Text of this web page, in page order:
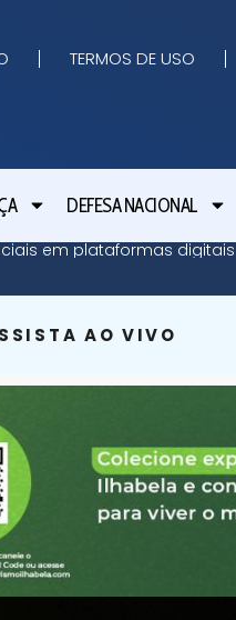
TERMOS DE USO
DEFESA NACIONAL
em plataformas digitais
AO VIVO